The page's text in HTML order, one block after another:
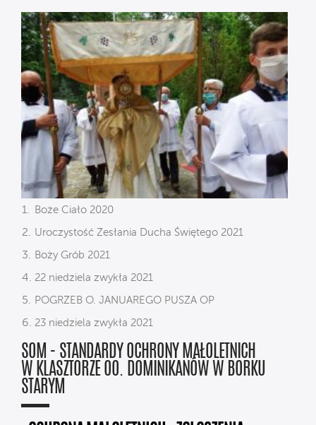
Boże Ciało 2020
Uroczystość Zesłania Ducha Świętego 2021
Boży Grób 2021
22 niedziela zwykła 2021
POGRZEB O. JANUAREGO PUSZA OP
23 niedziela zwykła 2021
SOM - STANDARDY OCHRONY MAŁOLETNICH
W KLASZTORZE OO. DOMINIKANÓW W BORKU
STARYM